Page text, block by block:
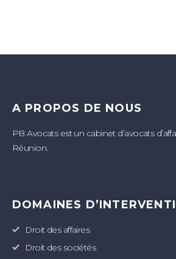
A PROPOS DE NOUS
PB Avocats est un cabinet d’avocats
Réunion.
DOMAINES
Droit des affaires
Droit des sociétés